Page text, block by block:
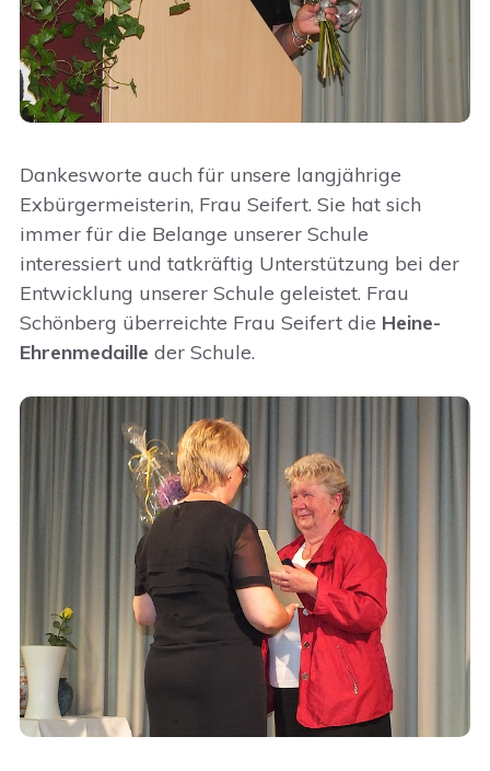
Dankesworte auch für unsere langjährige
Exbürgermeisterin, Frau Seifert. Sie hat sich
immer für die Belange unserer Schule
interessiert und tatkräftig Unterstützung bei der
Entwicklung unserer Schule geleistet. Frau
Schönberg überreichte Frau Seifert die Heine-
Ehrenmedaille der Schule.